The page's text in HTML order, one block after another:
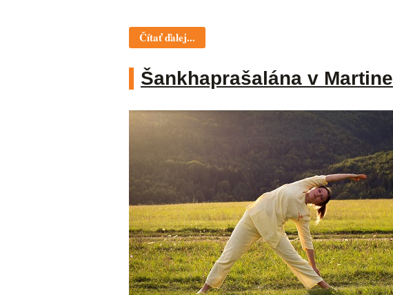
Čítať ďalej...
Šankhaprašalána v Martine